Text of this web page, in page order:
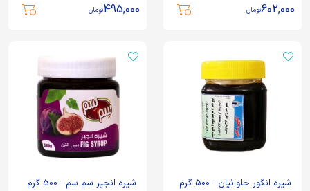
602,000تومان 495,000تومان
شیره انگور حلوائیان - 500 گرم شیره انجیر سم سم - 500 گرم